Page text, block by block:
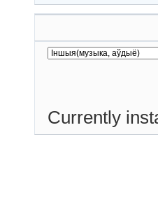
Currently